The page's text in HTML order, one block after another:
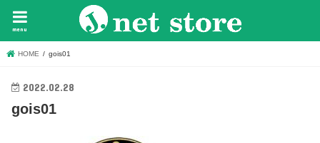
menu
HOME gois01
2022.02.28
gois01